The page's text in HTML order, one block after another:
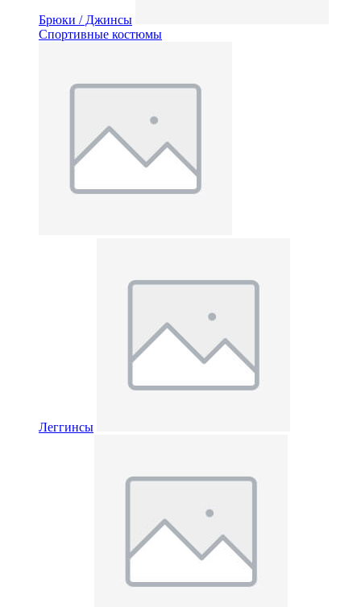
Брюки / Джинсы
Спортивные костюмы
Леггинсы